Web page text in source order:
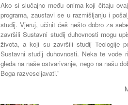
Ako si slučajno među onima koji čitaju
programa, zaustavi se u razmišljanju i
studij. Vjeruj, učinit ćeš nešto dobro za
završili Sustavni studij duhovnosti mogu
života, a koji su završili studij Teologije
Sustavni studij duhovnosti. Neka te vode
gleda na naše ostvarivanje, nego na našu
Boga razveseljavati.”